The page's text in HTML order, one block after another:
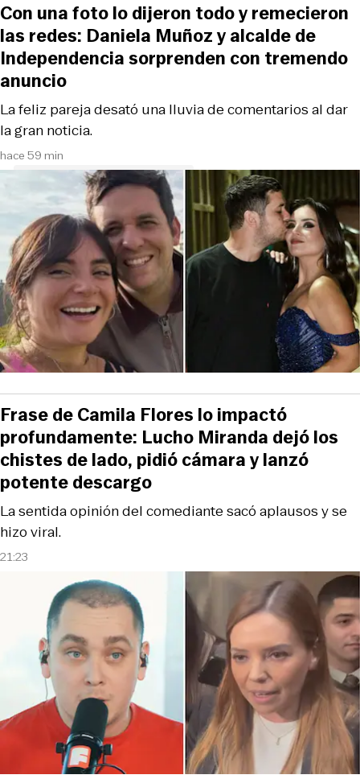
hace 59 min
La feliz pareja desató una lluvia de comentarios al dar
la gran noticia.
Con una foto lo dijeron todo y remecieron
las redes: Daniela Muñoz y alcalde de
Independencia sorprenden con tremendo
anuncio
21:23
La sentida opinión del comediante sacó aplausos y se
hizo viral.
Frase de Camila Flores lo impactó
profundamente: Lucho Miranda dejó los
chistes de lado, pidió cámara y lanzó
potente descargo